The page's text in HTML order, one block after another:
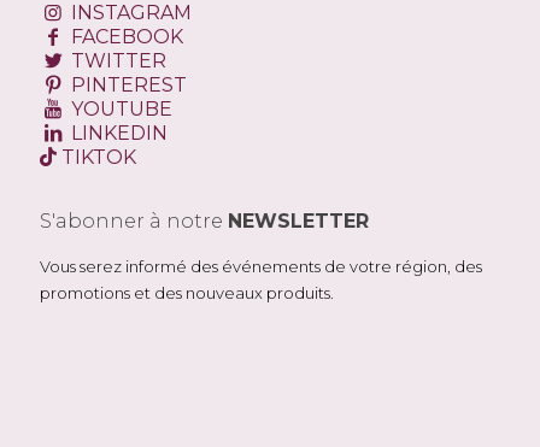
INSTAGRAM
FACEBOOK
TWITTER
PINTEREST
YOUTUBE
LINKEDIN
TIKTOK
S'abonner à notre NEWSLETTER
Vous serez informé des événements de votre région, des
promotions et des nouveaux produits.